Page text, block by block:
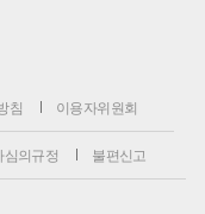
침 이용자위원회
심의규정 불편신고